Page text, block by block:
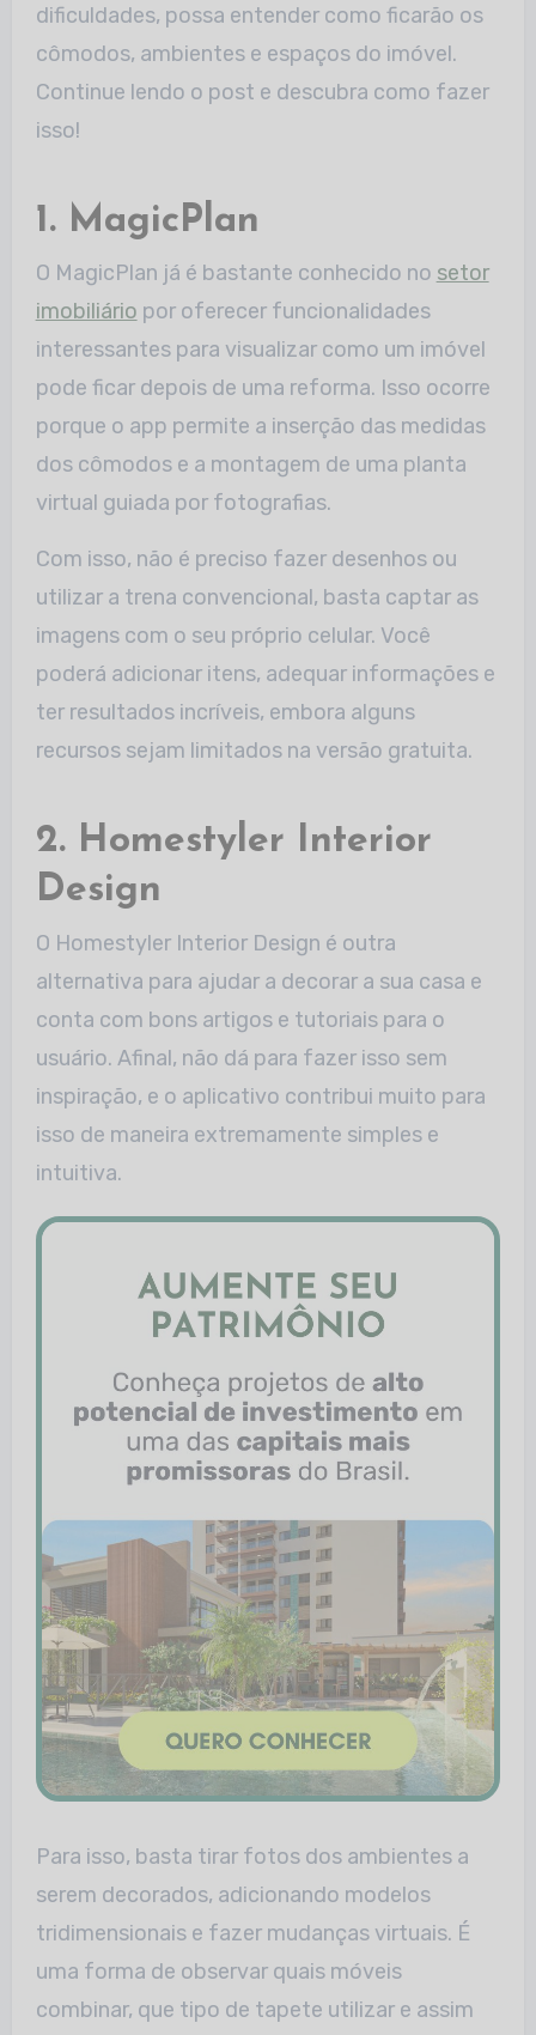
dificuldades, possa entender como ficarão os
cômodos, ambientes e espaços do imóvel.
Continue lendo o post e descubra como fazer
isso!
1. MagicPlan
O MagicPlan já é bastante conhecido no setor
imobiliário por oferecer funcionalidades
interessantes para visualizar como um imóvel
pode ficar depois de uma reforma. Isso ocorre
porque o app permite a inserção das medidas
dos cômodos e a montagem de uma planta
virtual guiada por fotografias.
Com isso, não é preciso fazer desenhos ou
utilizar a trena convencional, basta captar as
imagens com o seu próprio celular. Você
poderá adicionar itens, adequar informações e
ter resultados incríveis, embora alguns
recursos sejam limitados na versão gratuita.
2. Homestyler Interior
Design
O Homestyler Interior Design é outra
alternativa para ajudar a decorar a sua casa e
conta com bons artigos e tutoriais para o
usuário. Afinal, não dá para fazer isso sem
inspiração, e o aplicativo contribui muito para
isso de maneira extremamente simples e
intuitiva.
Para isso, basta tirar fotos dos ambientes a
serem decorados, adicionando modelos
tridimensionais e fazer mudanças virtuais. É
uma forma de observar quais móveis
combinar, que tipo de tapete utilizar e assim